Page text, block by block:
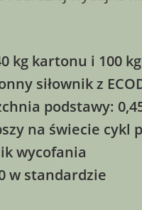
kg kartonu i 100
siłownik z
podstawy:
na świecie cykl
wycofania
w standardzie